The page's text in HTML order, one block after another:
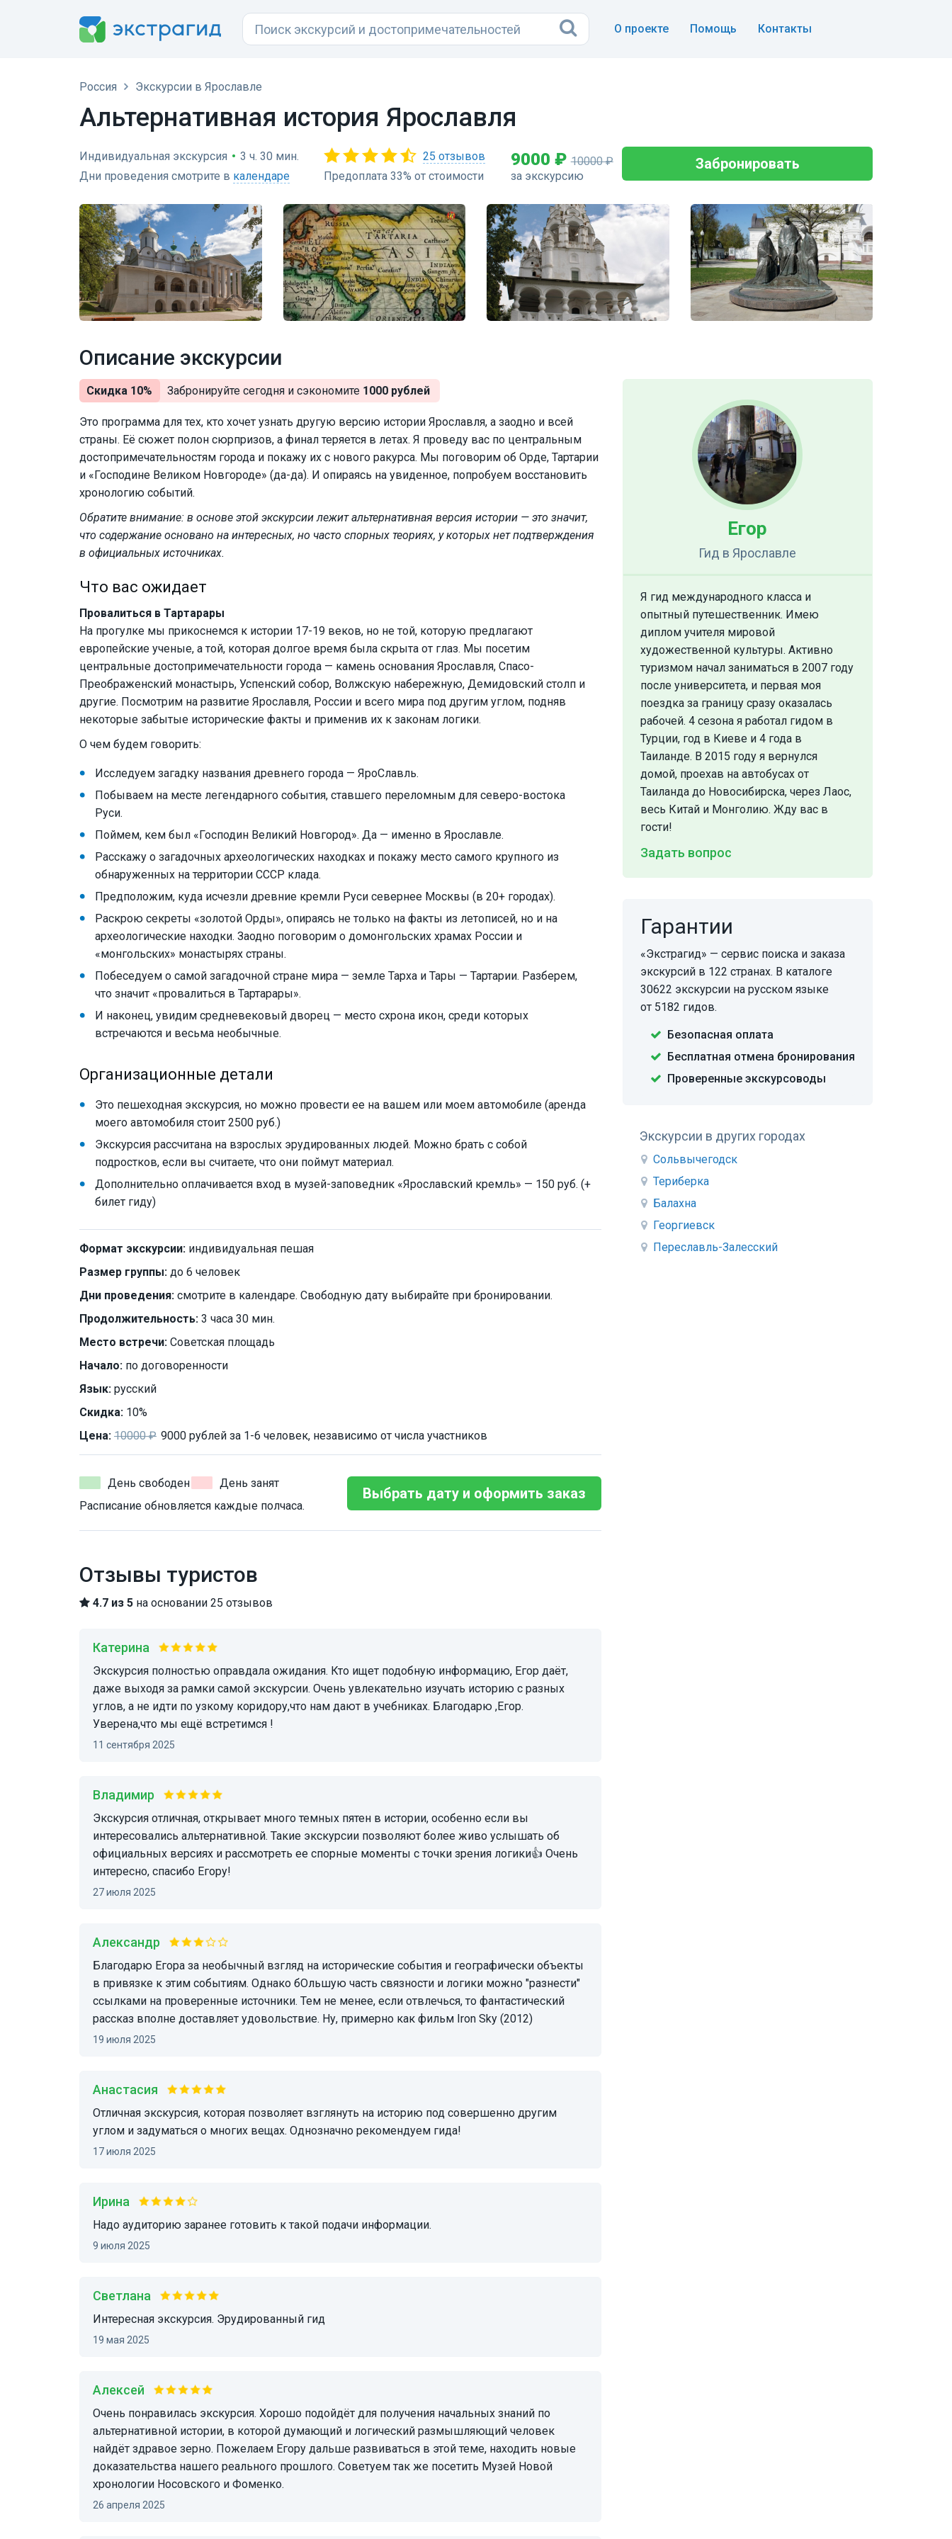
О проекте Помощь Контакты
Россия Экскурсии в Ярославле
Альтернативная история Ярославля
Индивидуальная экскурсия • 3 ч. 30 мин.
Дни проведения смотрите в календаре
25 отзывов
Предоплата 33% от стоимости
9000 ₽ 10000 ₽
за экскурсию
Забронировать
Описание экскурсии
Скидка 10% Забронируйте сегодня и сэкономите 1000 рублей
Это программа для тех, кто хочет узнать другую версию истории Ярославля, а заодно и всей
страны. Её сюжет полон сюрпризов, а финал теряется в летах. Я проведу вас по центральным
достопримечательностям города и покажу их с нового ракурса. Мы поговорим об Орде, Тартарии
и «Господине Великом Новгороде» (да-да). И опираясь на увиденное, попробуем восстановить
хронологию событий.
Обратите внимание: в основе этой экскурсии лежит альтернативная версия истории — это значит,
что содержание основано на интересных, но часто спорных теориях, у которых нет подтверждения
в официальных источниках.
Что вас ожидает
Провалиться в Тартарары
На прогулке мы прикоснемся к истории 17-19 веков, но не той, которую предлагают
европейские ученые, а той, которая долгое время была скрыта от глаз. Мы посетим
центральные достопримечательности города — камень основания Ярославля, Спасо-
Преображенский монастырь, Успенский собор, Волжскую набережную, Демидовский столп и
другие. Посмотрим на развитие Ярославля, России и всего мира под другим углом, подняв
некоторые забытые исторические факты и применив их к законам логики.
О чем будем говорить:
Исследуем загадку названия древнего города — ЯроСлавль.
Побываем на месте легендарного события, ставшего переломным для северо-востока
Руси.
Поймем, кем был «Господин Великий Новгород». Да — именно в Ярославле.
Расскажу о загадочных археологических находках и покажу место самого крупного из
обнаруженных на территории СССР клада.
Предположим, куда исчезли древние кремли Руси севернее Москвы (в 20+ городах).
Раскрою секреты «золотой Орды», опираясь не только на факты из летописей, но и на
археологические находки. Заодно поговорим о домонгольских храмах России и
«монгольских» монастырях страны.
Побеседуем о самой загадочной стране мира — земле Тарха и Тары — Тартарии. Разберем,
что значит «провалиться в Тартарары».
И наконец, увидим средневековый дворец — место схрона икон, среди которых
встречаются и весьма необычные.
Организационные детали
Это пешеходная экскурсия, но можно провести ее на вашем или моем автомобиле (аренда
моего автомобиля стоит 2500 руб.)
Экскурсия рассчитана на взрослых эрудированных людей. Можно брать с собой
подростков, если вы считаете, что они поймут материал.
Дополнительно оплачивается вход в музей-заповедник «Ярославский кремль» — 150 руб. (+
билет гиду)
Формат экскурсии: индивидуальная пешая
Размер группы: до 6 человек
Дни проведения: смотрите в календаре. Свободную дату выбирайте при бронировании.
Продолжительность: 3 часа 30 мин.
Место встречи: Советская площадь
Начало: по договоренности
Язык: русский
Скидка: 10%
Цена: 10000 ₽ 9000 рублей за 1-6 человек, независимо от числа участников
День свободен
День занят
Расписание обновляется каждые полчаса.
Выбрать дату и оформить заказ
Отзывы туристов
4.7 из 5 на основании 25 отзывов
Катерина
Экскурсия полностью оправдала ожидания. Кто ищет подобную информацию, Егор даёт,
даже выходя за рамки самой экскурсии. Очень увлекательно изучать историю с разных
углов, а не идти по узкому коридору,что нам дают в учебниках. Благодарю ,Егор.
Уверена,что мы ещё встретимся !
11 сентября 2025
Владимир
Экскурсия отличная, открывает много темных пятен в истории, особенно если вы
интересовались альтернативной. Такие экскурсии позволяют более живо услышать об
официальных версиях и рассмотреть ее спорные моменты с точки зрения логики👍 Очень
интересно, спасибо Егору!
27 июля 2025
Александр
Благодарю Егора за необычный взгляд на исторические события и географически объекты
в привязке к этим событиям. Однако бОльшую часть связности и логики можно "разнести"
ссылками на проверенные источники. Тем не менее, если отвлечься, то фантастический
рассказ вполне доставляет удовольствие. Ну, примерно как фильм Iron Sky (2012)
19 июля 2025
Анастасия
Отличная экскурсия, которая позволяет взглянуть на историю под совершенно другим
углом и задуматься о многих вещах. Однозначно рекомендуем гида!
17 июля 2025
Ирина
Надо аудиторию заранее готовить к такой подачи информации.
9 июля 2025
Светлана
Интересная экскурсия. Эрудированный гид
19 мая 2025
Алексей
Очень понравилась экскурсия. Хорошо подойдёт для получения начальных знаний по
альтернативной истории, в которой думающий и логический размышляющий человек
найдёт здравое зерно. Пожелаем Егору дальше развиваться в этой теме, находить новые
доказательства нашего реального прошлого. Советуем так же посетить Музей Новой
хронологии Носовского и Фоменко.
26 апреля 2025
Егор
Гид в Ярославле
Я гид международного класса и
опытный путешественник. Имею
диплом учителя мировой
художественной культуры. Активно
туризмом начал заниматься в 2007 году
после университета, и первая моя
поездка за границу сразу оказалась
рабочей. 4 сезона я работал гидом в
Турции, год в Киеве и 4 года в
Таиланде. В 2015 году я вернулся
домой, проехав на автобусах от
Таиланда до Новосибирска, через Лаос,
весь Китай и Монголию. Жду вас в
гости!
Задать вопрос
Гарантии
«Экстрагид» — сервис поиска и заказа
экскурсий в 122 странах. В каталоге
30622 экскурсии на русском языке
от 5182 гидов.
Безопасная оплата
Бесплатная отмена бронирования
Проверенные экскурсоводы
Экскурсии в других городах
Сольвычегодск
Териберка
Балахна
Георгиевск
Переславль-Залесский